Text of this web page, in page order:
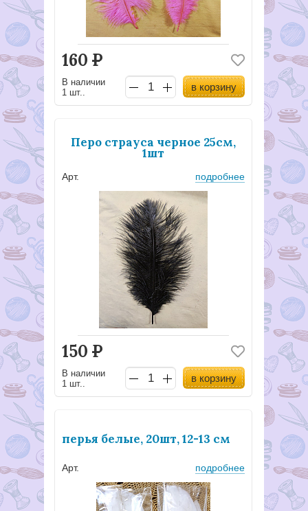
160 Р
В наличии
1 шт..
в корзину
Перо страуса черное 25см,
1шт
Арт. подробнее
150 Р
В наличии
1 шт..
в корзину
перья белые, 20шт, 12-13 см
Арт. подробнее